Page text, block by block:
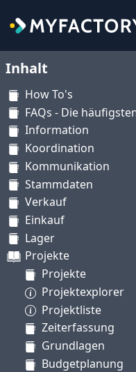
Inhalt
How To's
FAQs - Die
Information
Koordination
Kommunikation
Stammdaten
Verkauf
Einkauf
Lager
Projekte
Projekte
Projektexplorer
Projektliste
Zeiterfassung
Grundlagen
Budgetplanung